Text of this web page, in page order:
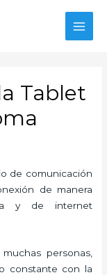
Tablet
de comunicación
de manera
y de internet
personas,
constante con la